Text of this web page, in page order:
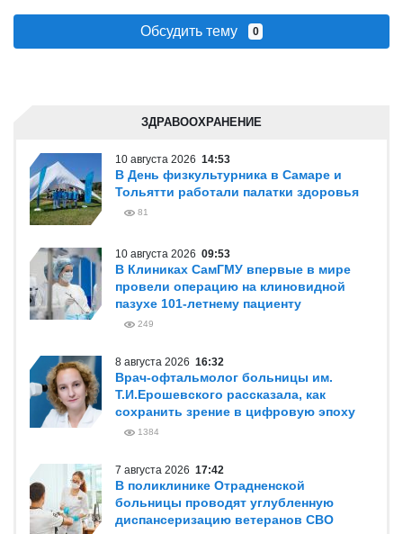
Обсудить тему 0
ЗДРАВООХРАНЕНИЕ
10 августа 2026 14:53
В День физкультурника в Самаре и
Тольятти работали палатки здоровья
81
10 августа 2026 09:53
В Клиниках СамГМУ впервые в мире
провели операцию на клиновидной
пазухе 101-летнему пациенту
249
8 августа 2026 16:32
Врач-офтальмолог больницы им.
Т.И.Ерошевского рассказала, как
сохранить зрение в цифровую эпоху
1384
7 августа 2026 17:42
В поликлинике Отрадненской
больницы проводят углубленную
диспансеризацию ветеранов СВО